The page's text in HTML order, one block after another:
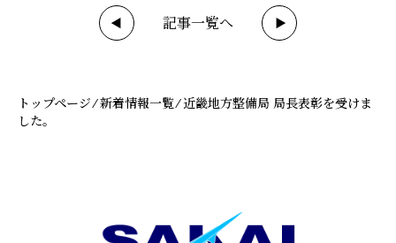
◀ 記事一覧へ ▶
トップページ ⁄新着情報一覧 ⁄近畿地方整備局 局長表彰を受けま
した。